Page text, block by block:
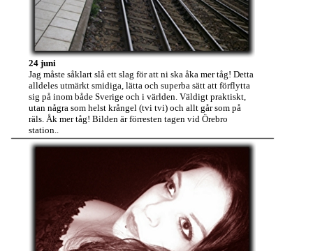
24 juni
Jag måste såklart slå ett slag för att ni ska åka mer tåg! Detta
alldeles utmärkt smidiga, lätta och superba sätt att förflytta
sig på inom både Sverige och i världen. Väldigt praktiskt,
utan några som helst krångel (tvi tvi) och allt går som på
räls. Åk mer tåg! Bilden är förresten tagen vid Örebro
station..